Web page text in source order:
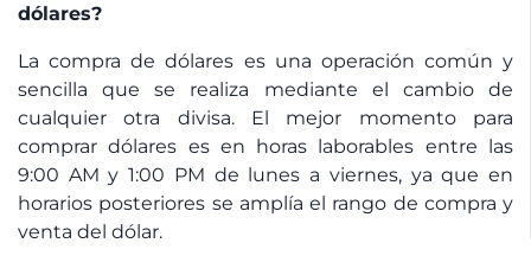
dólares?
La compra de dólares es una operación común y
sencilla que se realiza mediante el cambio de
cualquier otra divisa. El mejor momento para
comprar dólares es en horas laborables entre las
9:00 AM y 1:00 PM de lunes a viernes, ya que en
horarios posteriores se amplía el rango de compra y
venta del dólar.